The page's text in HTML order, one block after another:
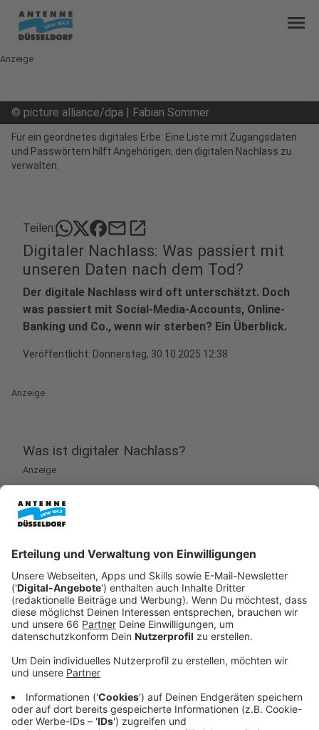
menu
Anzeige
© picture alliance/dpa | Fabian Sommer
Für ein geordnetes digitales Erbe: Eine Liste mit Zugangsdaten
und Passwörtern hilft Angehörigen, den digitalen Nachlass zu
verwalten.
Teilen: mailopen_in_new
Digitaler Nachlass: Was passiert mit
unseren Daten nach dem Tod?
Der digitale Nachlass wird oft unterschätzt. Doch
was passiert mit Social-Media-Accounts, Online-
Banking und Co., wenn wir sterben? Ein Überblick.
Veröffentlicht: Donnerstag, 30.10.2025 12:38
Anzeige
Was ist digitaler Nachlass?
Anzeige
"Digitaler Nachlass umfasst nicht nur Social-Media-
elektronischen Daten und Vertragsbeziehungen zu
Online-Diensten", erklärt Matthias Kaulen, zertifizierter
Generationenberater. Dazu zählen auch Online-Banking,
Kryptowährungen oder Abonnements bei Streaming-
Diensten.
Warum ist der digitale Nachlass wichtig?
Anzeige